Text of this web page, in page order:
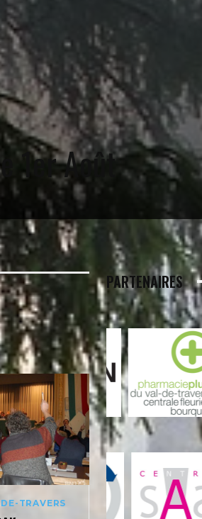
1er Août
TRAVERS
PARTENAIRES